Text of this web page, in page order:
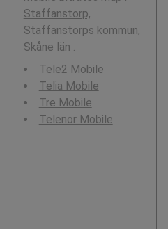
Staffanstorp,
Staffanstorps kommun,
Skåne län .
Tele2 Mobile
Telia Mobile
Tre Mobile
Telenor Mobile